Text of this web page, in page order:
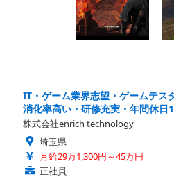
IT・ゲーム業界志望・ゲームテ
消化率高い・研修充実・年間休日
株式会社enrich technology
埼玉県
月給29万1,300円～45万円
正社員